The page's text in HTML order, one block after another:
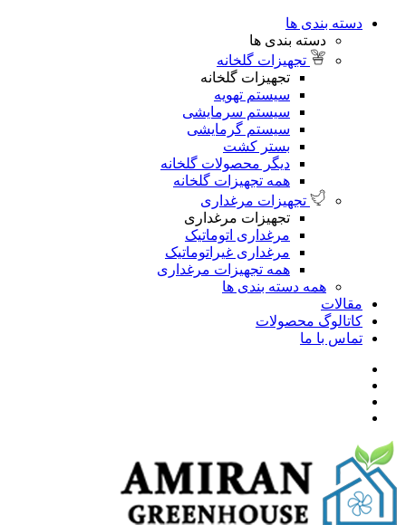
دسته بندی ها
دسته بندی ها
تجهیزات گلخانه
تجهیزات گلخانه
سیستم تهویه
سیستم سرمایشی
سیستم گرمایشی
بستر کشت
دیگر محصولات گلخانه
همه تجهیزات گلخانه
تجهیزات مرغداری
تجهیزات مرغداری
مرغداری اتوماتیک
مرغداری غیراتوماتیک
همه تجهیزات مرغداری
همه دسته بندی ها
مقالات
کاتالوگ محصولات
تماس با ما